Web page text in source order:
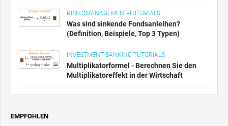
RISIKOMANAGEMENT-TUTORIALS
Was sind sinkende Fondsanleihen?
(Definition, Beispiele, Top 3 Typen)
INVESTMENT BANKING TUTORIALS
Multiplikatorformel - Berechnen Sie den
Multiplikatoreffekt in der Wirtschaft
EMPFOHLEN